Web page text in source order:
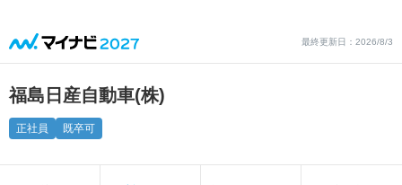
最終更新日：2026/8/3
福島日産自動車(株)
正社員 既卒可